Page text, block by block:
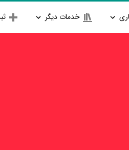
خدمات دیگر